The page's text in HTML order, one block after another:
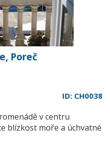
Poreč
ID: CH0038
v centru
blízkost moře a úchvatné